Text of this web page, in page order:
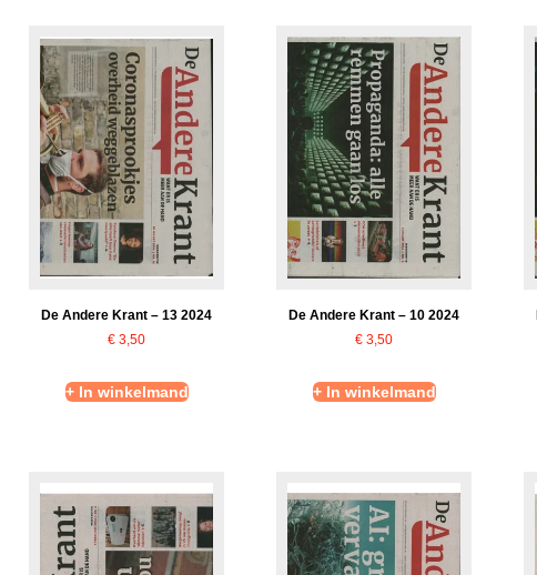
De Andere Krant – 13 2024
€ 3,50
+ In winkelmand
De Andere Krant – 10 2024
€ 3,50
+ In winkelmand